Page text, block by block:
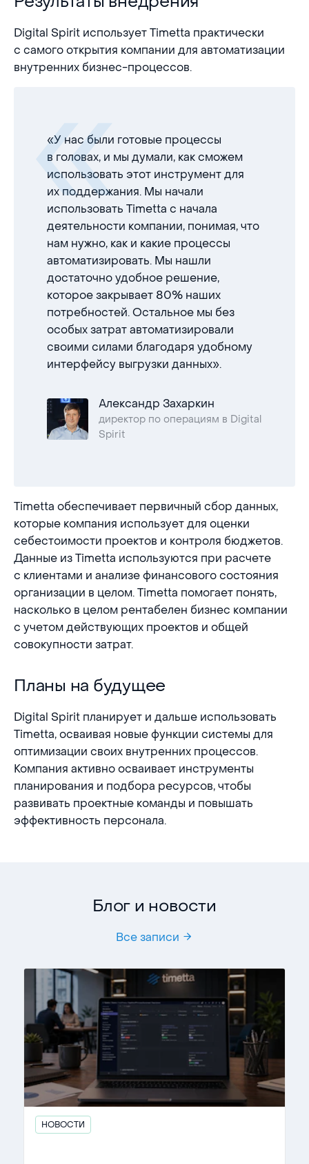
Digital Spirit использует Timetta практически
с самого открытия компании для автоматизации
внутренних бизнес-процессов.
«У нас были готовые процессы
в головах, и мы думали, как сможем
использовать этот инструмент для
их поддержания. Мы начали
использовать Timetta с начала
деятельности компании, понимая, что
нам нужно, как и какие процессы
автоматизировать. Мы нашли
достаточно удобное решение,
которое закрывает 80% наших
потребностей. Остальное мы без
особых затрат автоматизировали
своими силами благодаря удобному
интерфейсу выгрузки данных».
Александр Захаркин
директор по операциям в Digital
Spirit
Timetta обеспечивает первичный сбор данных,
которые компания использует для оценки
себестоимости проектов и контроля бюджетов.
Данные из Timetta используются при расчете
с клиентами и анализе финансового состояния
организации в целом. Timetta помогает понять,
насколько в целом рентабелен бизнес компании
с учетом действующих проектов и общей
совокупности затрат.
Планы на будущее
Планы на будущее
Digital Spirit планирует и дальше использовать
Timetta, осваивая новые функции системы для
оптимизации своих внутренних процессов.
Компания активно осваивает инструменты
планирования и подбора ресурсов, чтобы
развивать проектные команды и повышать
эффективность персонала.
Блог и новости
Все записи
НОВОСТИ